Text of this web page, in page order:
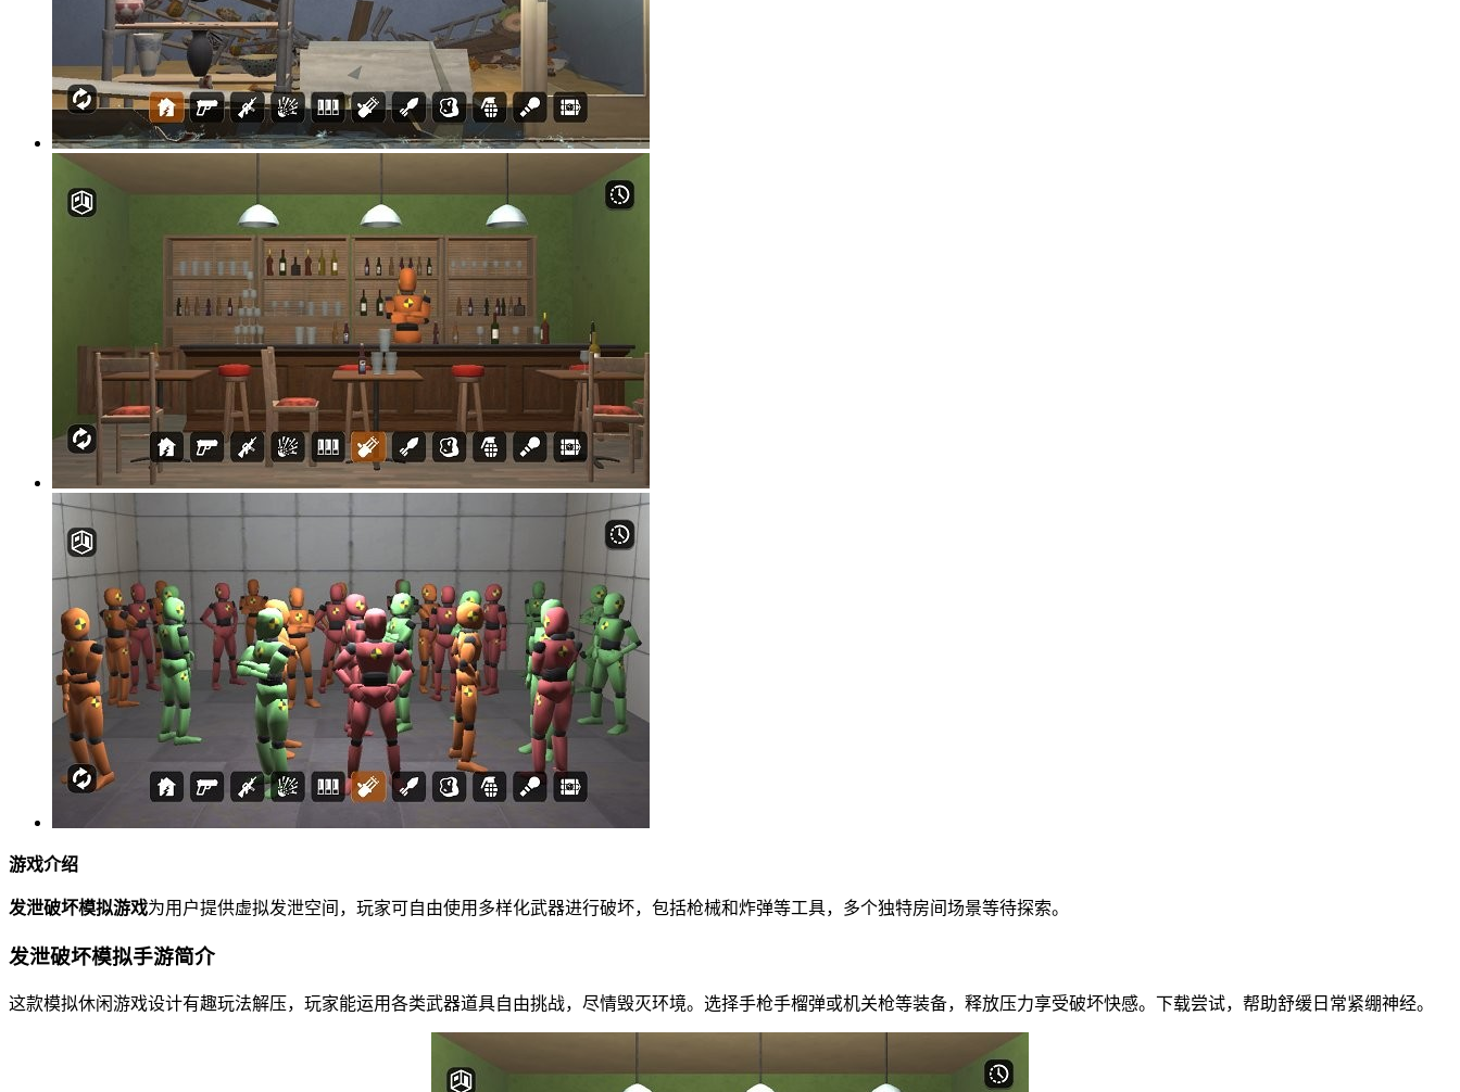
游戏介绍
发泄破坏模拟游戏为用户提供虚拟发泄空间，玩家可自由使用多样化武器进行破坏，包括枪械和炸弹等工具，多个独特房间场景等待探索。
发泄破坏模拟手游简介
这款模拟休闲游戏设计有趣玩法解压，玩家能运用各类武器道具自由挑战，尽情毁灭环境。选择手枪手榴弹或机关枪等装备，释放压力享受破坏快感。下载尝试，帮助舒缓日常紧绷神经。